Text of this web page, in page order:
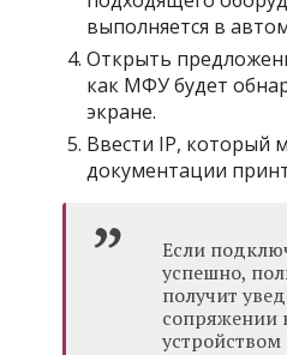
выполняется в
Открыть
как МФУ будет
экране.
Ввести IP, который
документации
Если
успешно,
получит
сопряжении